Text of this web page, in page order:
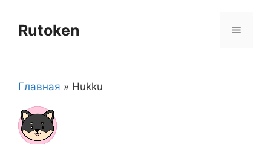
содержимому
Rutoken Меню
Главная » Hukku